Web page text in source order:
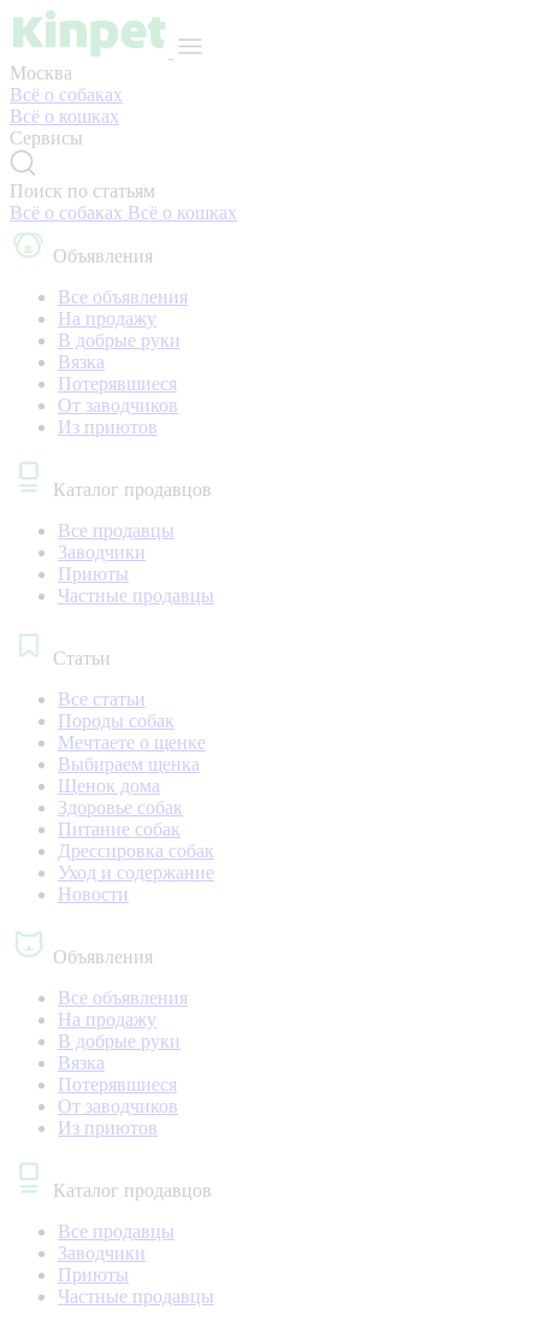
Москва
Всё о собаках
Всё о кошках
Сервисы
Поиск по статьям
Всё о собаках Всё о кошках
Объявления
Все объявления
На продажу
В добрые руки
Вязка
Потерявшиеся
От заводчиков
Из приютов
Каталог продавцов
Все продавцы
Заводчики
Приюты
Частные продавцы
Статьи
Все статьи
Породы собак
Мечтаете о щенке
Выбираем щенка
Щенок дома
Здоровье собак
Питание собак
Дрессировка собак
Уход и содержание
Новости
Объявления
Все объявления
На продажу
В добрые руки
Вязка
Потерявшиеся
От заводчиков
Из приютов
Каталог продавцов
Все продавцы
Заводчики
Приюты
Частные продавцы